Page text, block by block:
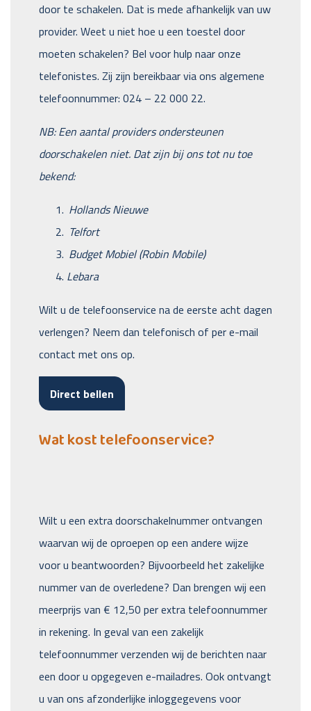
door te schakelen. Dat is mede afhankelijk van uw
provider. Weet u niet hoe u een toestel door
moeten schakelen? Bel voor hulp naar onze
telefonistes. Zij zijn bereikbaar via ons algemene
telefoonnummer: 024 – 22 000 22.
NB: Een aantal providers ondersteunen
doorschakelen niet. Dat zijn bij ons tot nu toe
bekend:
Hollands Nieuwe
Telfort
Budget Mobiel (Robin Mobile)
Lebara
Wilt u de telefoonservice na de eerste acht dagen
verlengen? Neem dan telefonisch of per e-mail
contact met ons op.
Direct bellen
Wat kost telefoonservice?
Wilt u een extra doorschakelnummer ontvangen
waarvan wij de oproepen op een andere wijze
voor u beantwoorden? Bijvoorbeeld het zakelijke
nummer van de overledene? Dan brengen wij een
meerprijs van € 12,50 per extra telefoonnummer
in rekening. In geval van een zakelijk
telefoonnummer verzenden wij de berichten naar
een door u opgegeven e-mailadres. Ook ontvangt
u van ons afzonderlijke inloggegevens voor